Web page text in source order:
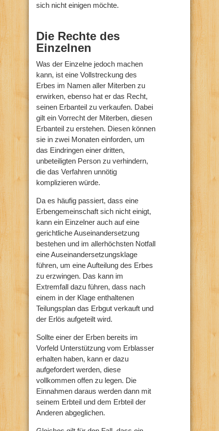
sich nicht einigen möchte.
Die Rechte des
Einzelnen
Was der Einzelne jedoch machen
kann, ist eine Vollstreckung des
Erbes im Namen aller Miterben zu
erwirken, ebenso hat er das Recht,
seinen Erbanteil zu verkaufen. Dabei
gilt ein Vorrecht der Miterben, diesen
Erbanteil zu erstehen. Diesen können
sie in zwei Monaten einforden, um
das Eindringen einer dritten,
unbeteiligten Person zu verhindern,
die das Verfahren unnötig
komplizieren würde.
Da es häufig passiert, dass eine
Erbengemeinschaft sich nicht einigt,
kann ein Einzelner auch auf eine
gerichtliche Auseinandersetzung
bestehen und im allerhöchsten Notfall
eine Auseinandersetzungsklage
führen, um eine Aufteilung des Erbes
zu erzwingen. Das kann im
Extremfall dazu führen, dass nach
einem in der Klage enthaltenen
Teilungsplan das Erbgut verkauft und
der Erlös aufgeteilt wird.
Sollte einer der Erben bereits im
Vorfeld Unterstützung vom Erblasser
erhalten haben, kann er dazu
aufgefordert werden, diese
vollkommen offen zu legen. Die
Einnahmen daraus werden dann mit
seinem Erbteil und dem Erbteil der
Anderen abgeglichen.